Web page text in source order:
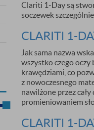
Clariti 1-Day są
soczewek
CLARITI 1-
Jak sama nazwa
wszystko czego
krawędziami, co
z nowoczesnego
nawilżone przez
promieniowaniem
CLARITI 1-
Wyrażam zgodę na
podany adres e-mail
* Nie dotyczy produktów